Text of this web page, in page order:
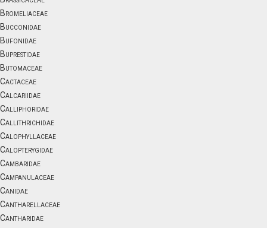
Bromeliaceae
Bucconidae
Bufonidae
Buprestidae
Butomaceae
Cactaceae
Calcariidae
Calliphoridae
Callithrichidae
Calophyllaceae
Calopterygidae
Cambaridae
Campanulaceae
Canidae
Cantharellaceae
Cantharidae